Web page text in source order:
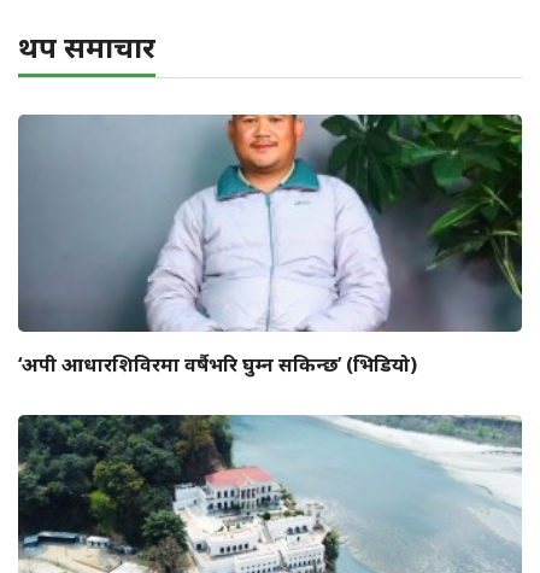
थप समाचार
‘अपी आधारशिविरमा वर्षैभरि घुम्न सकिन्छ’ (भिडियो)